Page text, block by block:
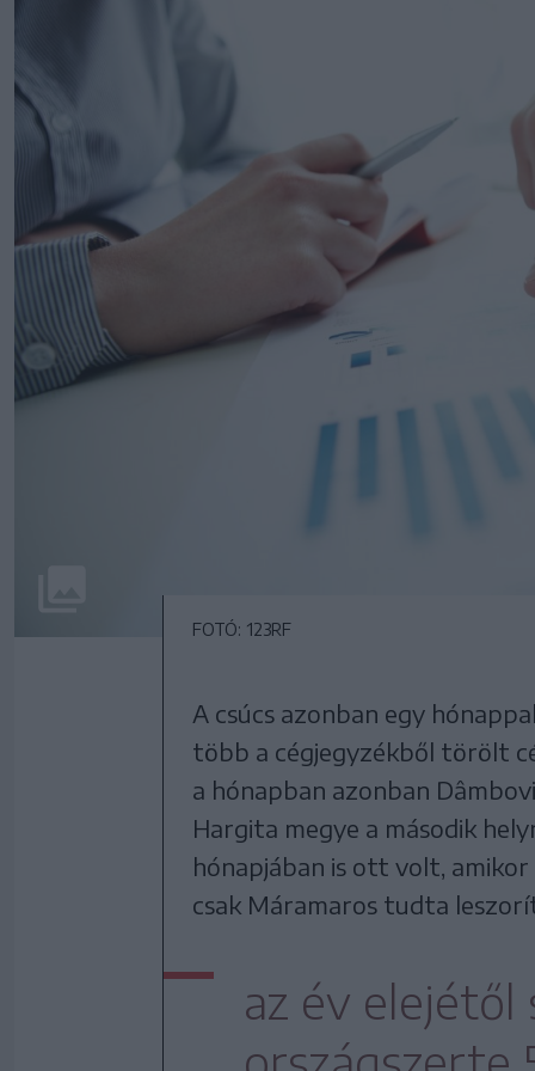
FOTÓ: 123RF
A csúcs azonban egy
több a cégjegyzékből törölt
a hónapban azonban
Hargita megye a második
hónapjában is ott volt,
csak Máramaros tudta
az év elejétől